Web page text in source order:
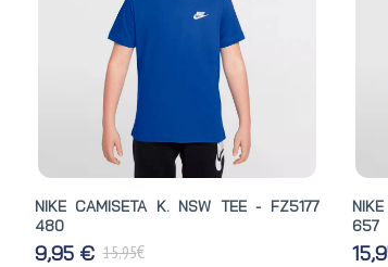
NIKE CAMISETA K. NSW TEE - FZ5177
480
9,95 € 15,95€
657